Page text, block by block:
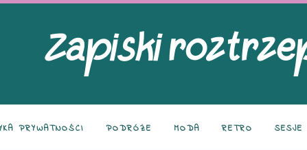
PRYWATNOŚCI PODRÓŻE MODA RETRO SESJE